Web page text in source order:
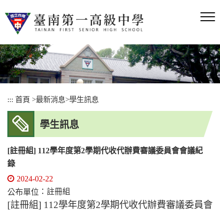
到
內
容
區
塊
::: 首頁 >最新消息>學生訊息
學生訊息
[註冊組] 112學年度第2學期代收代辦費審議委員會會議紀
錄
2024-02-22
公布單位 ：註冊組
[註冊組] 112學年度第2學期代收代辦費審議委員會